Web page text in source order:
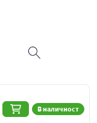
В наличност